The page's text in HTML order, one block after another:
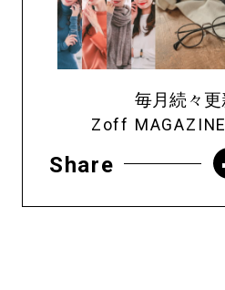
毎月続々更
Zoff MAGAZINE
Share